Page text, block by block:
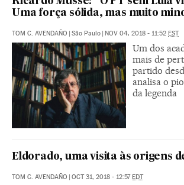
Uma força sólida, mas muito
TOM C. AVENDAÑO | São Paulo | NOV 04, 2018 - 11:52 EST
Um dos
mais de
partido
analisa o
da legenda
Eldorado, uma visita às origens
TOM C. AVENDAÑO | OCT 31, 2018 - 12:57EDT